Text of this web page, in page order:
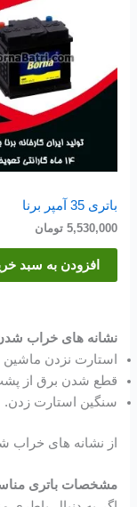
باتری 35 آمپر برنا
5,530,000 تومان
افزودن به سبد
نشانه های خراب
استارت نزدن ماشین
قطع شدن برق از
سنگین استارت زدن.
از نشانه های
مشخصات باتری